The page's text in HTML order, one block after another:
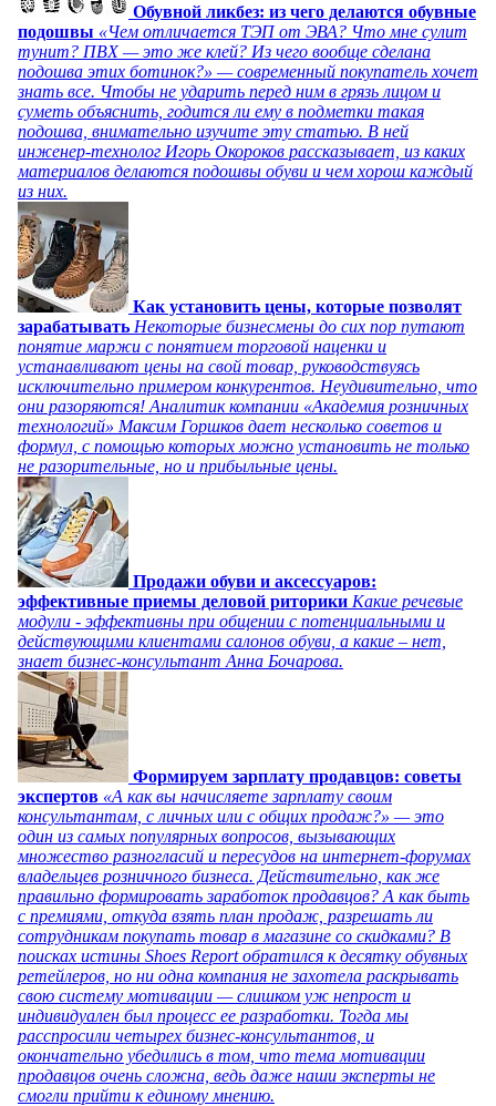
Обувной ликбез: из чего делаются обувные
подошвы «Чем отличается ТЭП от ЭВА? Что мне сулит
тунит? ПВХ — это же клей? Из чего вообще сделана
подошва этих ботинок?» — современный покупатель хочет
знать все. Чтобы не ударить перед ним в грязь лицом и
суметь объяснить, годится ли ему в подметки такая
подошва, внимательно изучите эту статью. В ней
инженер-технолог Игорь Окороков рассказывает, из каких
материалов делаются подошвы обуви и чем хорош каждый
из них.
Как установить цены, которые позволят
зарабатывать Некоторые бизнесмены до сих пор путают
понятие маржи с понятием торговой наценки и
устанавливают цены на свой товар, руководствуясь
исключительно примером конкурентов. Неудивительно, что
они разоряются! Аналитик компании «Академия розничных
технологий» Максим Горшков дает несколько советов и
формул, с помощью которых можно установить не только
не разорительные, но и прибыльные цены.
Продажи обуви и аксессуаров:
эффективные приемы деловой риторики Какие речевые
модули - эффективны при общении с потенциальными и
действующими клиентами салонов обуви, а какие – нет,
знает бизнес-консультант Анна Бочарова.
Формируем зарплату продавцов: советы
экспертов «А как вы начисляете зарплату своим
консультантам, с личных или с общих продаж?» — это
один из самых популярных вопросов, вызывающих
множество разногласий и пересудов на интернет-форумах
владельцев розничного бизнеса. Действительно, как же
правильно формировать заработок продавцов? А как быть
с премиями, откуда взять план продаж, разрешать ли
сотрудникам покупать товар в магазине со скидками? В
поисках истины Shoes Report обратился к десятку обувных
ретейлеров, но ни одна компания не захотела раскрывать
свою систему мотивации — слишком уж непрост и
индивидуален был процесс ее разработки. Тогда мы
расспросили четырех бизнес-консультантов, и
окончательно убедились в том, что тема мотивации
продавцов очень сложна, ведь даже наши эксперты не
смогли прийти к единому мнению.